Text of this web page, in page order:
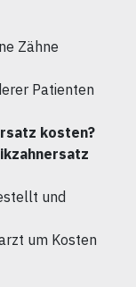
Zähne
Patienten
kosten?
und
um Kosten